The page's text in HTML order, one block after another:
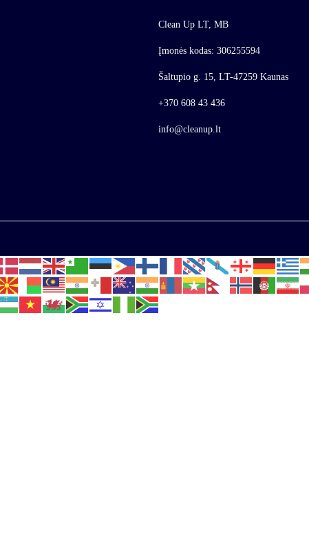
Clean Up LT, MB
Įmonės kodas: 306255594
Šaltupio g. 15, LT-47259 Kaunas
+370 608 43 436
info@cleanup.lt